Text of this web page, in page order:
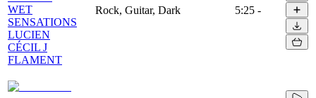
WET
SENSATIONS
LUCIEN
CÉCIL J
FLAMENT
Rock, Guitar, Dark 5:25 -